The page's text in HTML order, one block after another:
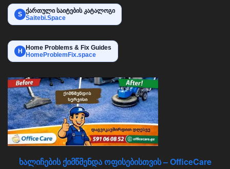
S ქართული საიტების კატალოგი
Saitebi.Space
H
Home Problems & Fix Guides
HomeProblemFix.space
ხალიჩების ქიმწმენდა ოფისებისთვის – OfficeCare